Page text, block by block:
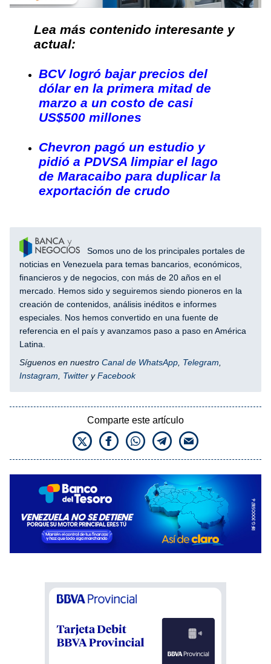
Lea más contenido interesante y
actual:
BCV logró bajar precios del
dólar en la primera mitad de
marzo a un costo de casi
US$500 millones
Chevron pagó un estudio y
pidió a PDVSA limpiar el lago
de Maracaibo para duplicar la
exportación de crudo
Somos uno de los principales portales de
noticias en Venezuela para temas bancarios, económicos,
financieros y de negocios, con más de 20 años en el
mercado. Hemos sido y seguiremos siendo pioneros en la
creación de contenidos, análisis inéditos e informes
especiales. Nos hemos convertido en una fuente de
referencia en el país y avanzamos paso a paso en América
Latina.
Síguenos en nuestro Canal de WhatsApp Telegram
Instagram
Twitter yFacebook
Comparte este artículo